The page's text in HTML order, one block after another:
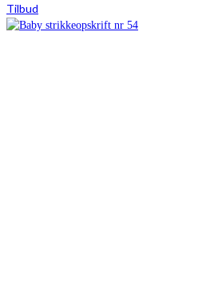
pris
pris
Tilbud